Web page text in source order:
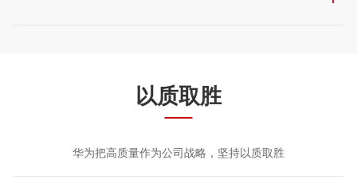
以质取胜
华为把高质量作为公司战略，坚持以质取胜